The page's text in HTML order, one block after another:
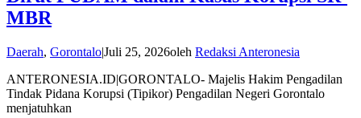
MBR
Daerah, Gorontalo|Juli 25, 2026oleh Redaksi Anteronesia
ANTERONESIA.ID|GORONTALO- Majelis Hakim Pengadilan
Tindak Pidana Korupsi (Tipikor) Pengadilan Negeri Gorontalo
menjatuhkan